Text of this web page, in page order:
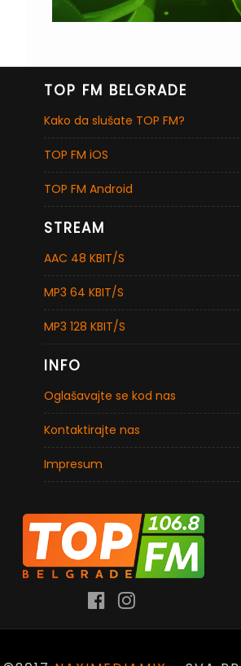
TOP FM BELGRADE
Kako da slušate TOP FM?
TOP FM iOS
TOP FM Android
STREAM
AAC 48 KBIT/S
MP3 64 KBIT/S
MP3 128 KBIT/S
INFO
Oglašavajte se kod nas
Kontaktirajte nas
Impresum